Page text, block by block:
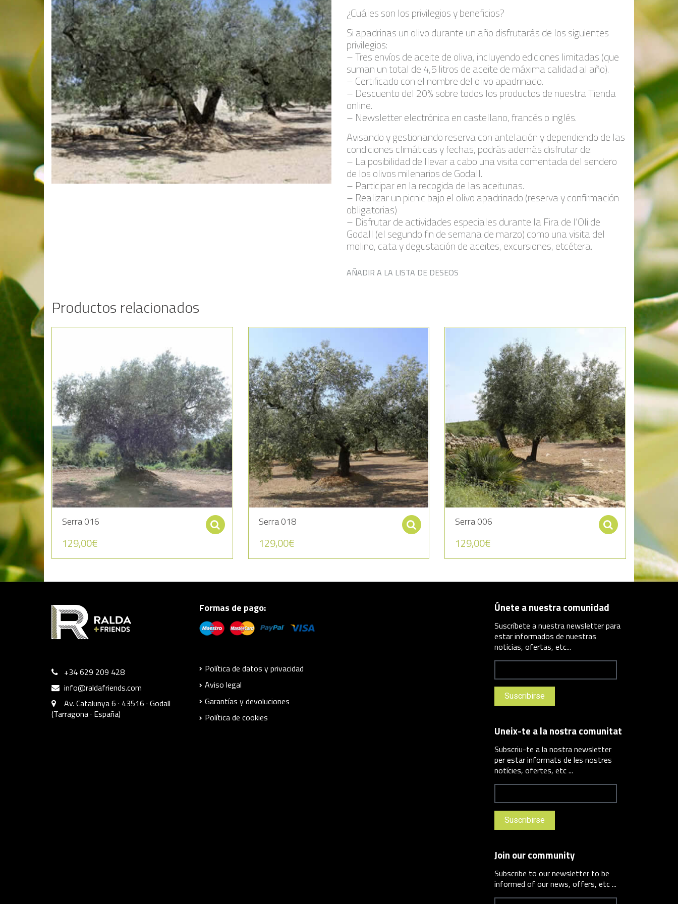
¿Cuáles son los privilegios y beneficios?
Si apadrinas un olivo durante un año disfrutarás de los siguientes
privilegios:
– Tres envíos de aceite de oliva, incluyendo ediciones limitadas (que
suman un total de 4,5 litros de aceite de máxima calidad al año).
– Certificado con el nombre del olivo apadrinado.
– Descuento del 20% sobre todos los productos de nuestra Tienda
online.
– Newsletter electrónica en castellano, francés o inglés.
Avisando y gestionando reserva con antelación y dependiendo de las
condiciones climáticas y fechas, podrás además disfrutar de:
– La posibilidad de llevar a cabo una visita comentada del sendero
de los olivos milenarios de Godall.
– Participar en la recogida de las aceitunas.
– Realizar un picnic bajo el olivo apadrinado (reserva y confirmación
obligatorias)
– Disfrutar de actividades especiales durante la Fira de l’Oli de
Godall (el segundo fin de semana de marzo) como una visita del
molino, cata y degustación de aceites, excursiones, etcétera.
AÑADIR A LA LISTA DE DESEOS
Productos relacionados
Serra 016
129,00€
Seleccionar opciones
Serra 018
129,00€
Seleccionar opciones
Añadir a la lista de deseos
Serra 006
129,00€
Seleccionar
Añadir a la lista de deseos
+34 629 209 428
info@raldafriends.com
Av. Catalunya 6 · 43516 · Godall
(Tarragona · España)
Formas de pago:
Política de datos y privacidad
Aviso legal
Garantías y devoluciones
Política de cookies
Únete a nuestra comunidad
Suscríbete a nuestra newsletter para
estar informados de nuestras
noticias, ofertas, etc...
Uneix-te a la nostra comunitat
Subscriu-te a la nostra newsletter
per estar informats de les nostres
notícies, ofertes, etc ...
Join our community
Subscribe to our newsletter to be
informed of our news, offers, etc ...